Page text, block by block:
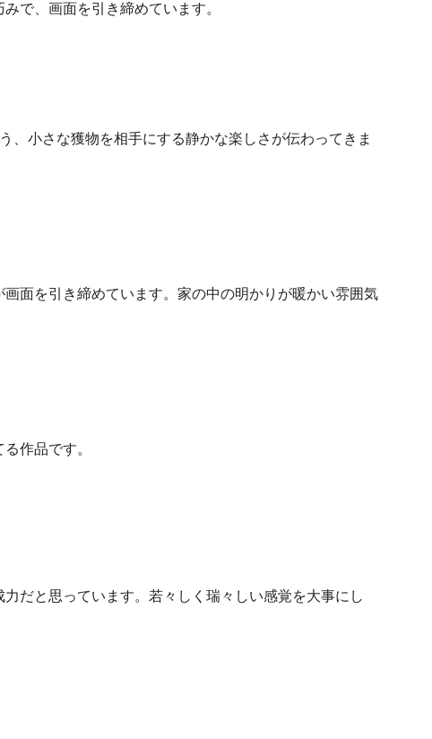
で、画面を引き締めています。
小さな獲物を相手にする静かな楽しさが伝わってきま
面を引き締めています。家の中の明かりが暖かい雰囲気
作品です。
だと思っています。若々しく瑞々しい感覚を大事にし